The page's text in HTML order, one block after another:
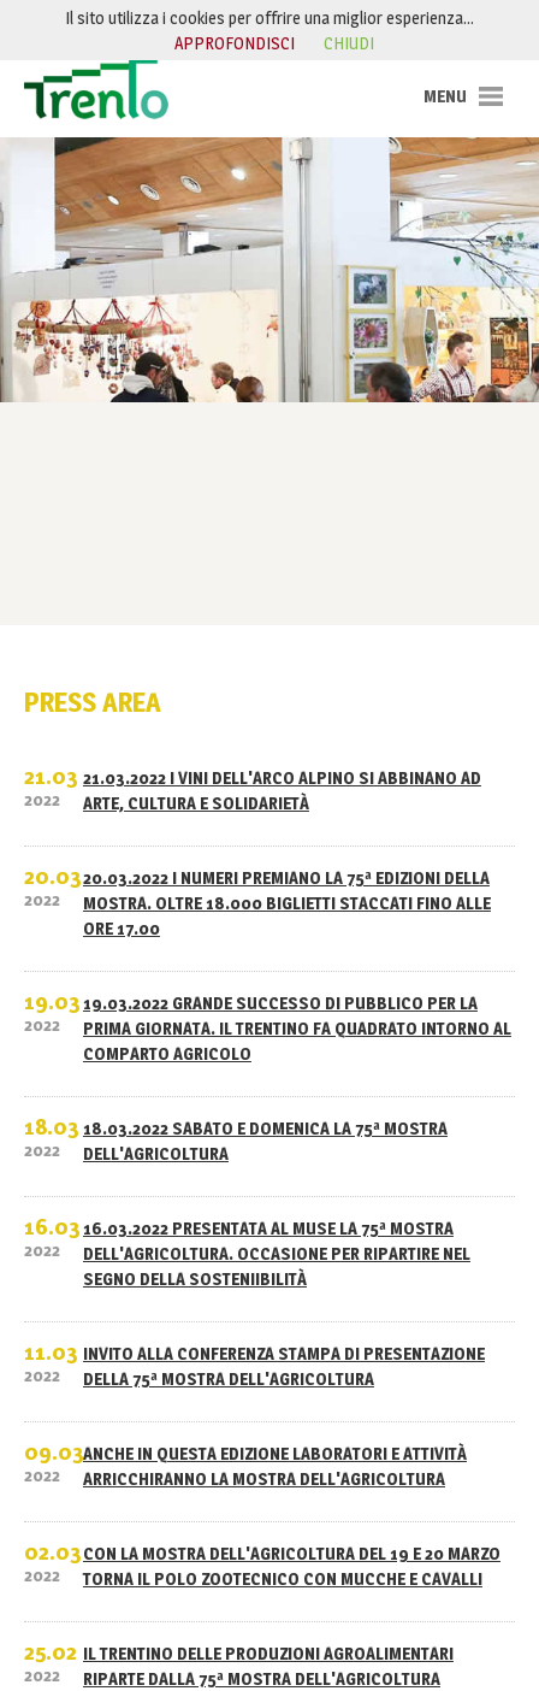
Salta al contenuto
PRESS AREA
21.03
2022
21.03.2022 I VINI DELL'ARCO ALPINO SI ABBINANO AD
ARTE, CULTURA E SOLIDARIETÀ
20.03
2022
20.03.2022 I NUMERI PREMIANO LA 75ª EDIZIONI DELLA
MOSTRA. OLTRE 18.000 BIGLIETTI STACCATI FINO ALLE
ORE 17.00
19.03
2022
19.03.2022 GRANDE SUCCESSO DI PUBBLICO PER LA
PRIMA GIORNATA. IL TRENTINO FA QUADRATO INTORNO AL
COMPARTO AGRICOLO
18.03
2022
18.03.2022 SABATO E DOMENICA LA 75ª MOSTRA
DELL'AGRICOLTURA
16.03
2022
16.03.2022 PRESENTATA AL MUSE LA 75ª MOSTRA
DELL'AGRICOLTURA. OCCASIONE PER RIPARTIRE NEL
SEGNO DELLA SOSTENIIBILITÀ
11.03
2022
INVITO ALLA CONFERENZA STAMPA DI PRESENTAZIONE
DELLA 75ª MOSTRA DELL'AGRICOLTURA
09.03
2022
ANCHE IN QUESTA EDIZIONE LABORATORI E ATTIVITÀ
ARRICCHIRANNO LA MOSTRA DELL'AGRICOLTURA
02.03
2022
CON LA MOSTRA DELL'AGRICOLTURA DEL 19 E 20 MARZO
TORNA IL POLO ZOOTECNICO CON MUCCHE E CAVALLI
25.02
2022
IL TRENTINO DELLE PRODUZIONI AGROALIMENTARI
RIPARTE DALLA 75ª MOSTRA DELL'AGRICOLTURA
Il sito utilizza i cookies per offrire una miglior esperienza…
APPROFONDISCI
CHIUDI